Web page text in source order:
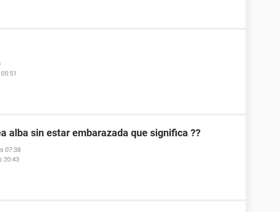
alba sin estar embarazada que significa ??
07:38
20:43